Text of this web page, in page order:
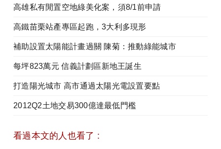
高雄私有閒置空地綠美化案，須8/1前申請
高鐵苗栗站產專區起跑，3大利多現形
補助設置太陽能計畫過關 陳菊：推動綠能城市
每坪823萬元 信義計劃區新地王誕生
打造陽光城市 高市通過太陽光電設置要點
2012Q2土地交易300億達最低門檻
看過本文的人也看了 :